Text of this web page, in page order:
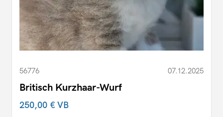
56776 07.12.2025
Britisch Kurzhaar-Wurf
250,00 €VB